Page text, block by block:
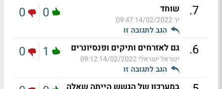
7
. שוחד
יר14/02/2022 09:47
הגב לתגובה זו
0
0
6
. גם לאזרחים ותיקים ופנסיונרים
ישראל ישראלי14/02/2022 09:12
הגב לתגובה זו
1
0